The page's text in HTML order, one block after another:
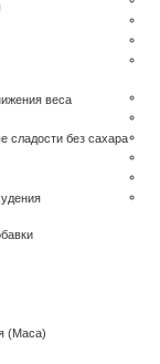
веса
сладости без сахара
(Maca)